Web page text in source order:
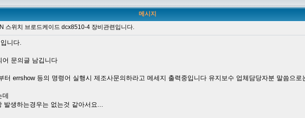
메시지
스위치 브로드케이드 dcx8510-4 장비관련입니다.
니다.
어 문의글 남깁니다
errshow 등의 명령어 실행시 제조사문의하라고 메세지 출력중입니다 유지보수 업체담당자분 말씀으
데
발생하는경우는 없는것 같아서요...